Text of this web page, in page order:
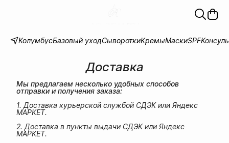
КолумбусБазовый уходСывороткиКремыМаскиSPF
Доставка
Мы предлагаем несколько удобных способов
отправки и получения заказа:
1. Доставка курьерской службой СДЭК или Яндекс
МАРКЕТ.
2. Доставка в пункты выдачи СДЭК или Яндекс
МАРКЕТ.